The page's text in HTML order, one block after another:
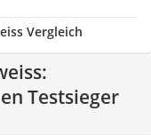
Vergleich
Testsieger